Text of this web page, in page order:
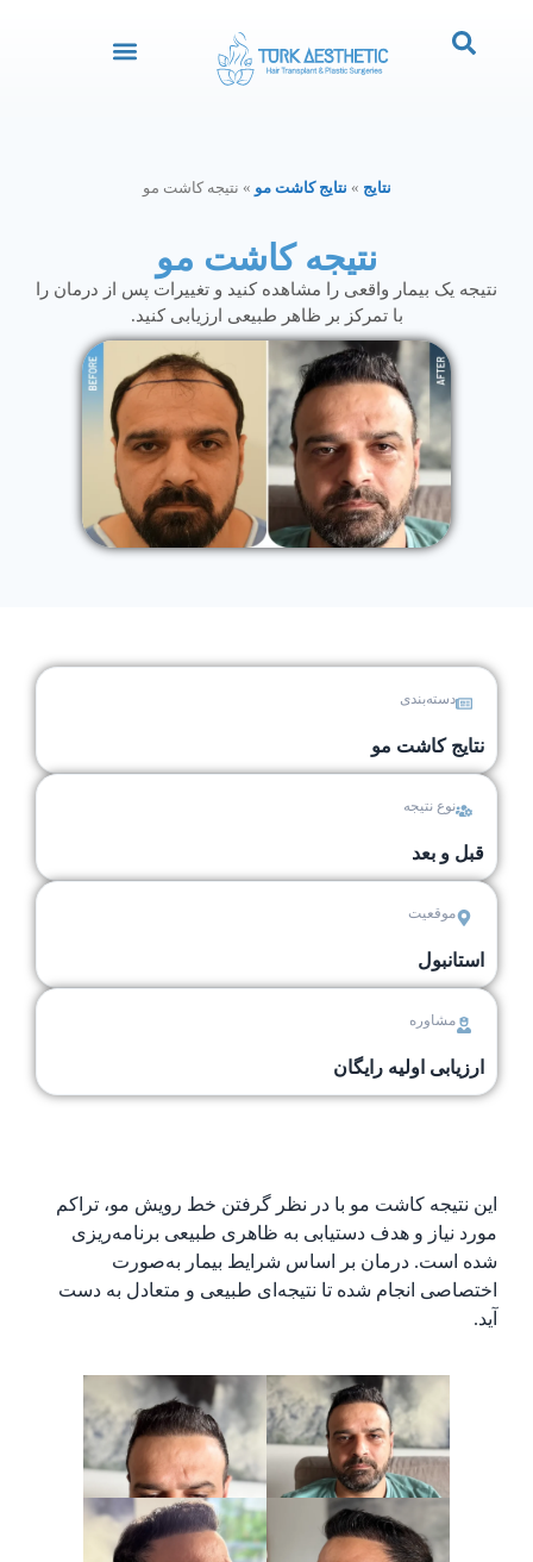
نتایج » نتایج کاشت مو » نتیجه کاشت مو
نتیجه کاشت مو
نتیجه یک بیمار واقعی را مشاهده کنید و تغییرات پس از درمان را
با تمرکز بر ظاهر طبیعی ارزیابی کنید.
دسته‌بندی
نتایج کاشت مو
نوع نتیجه
قبل و بعد
موقعیت
استانبول
مشاوره
ارزیابی اولیه رایگان
این نتیجه کاشت مو با در نظر گرفتن خط رویش مو، تراکم
مورد نیاز و هدف دستیابی به ظاهری طبیعی برنامه‌ریزی
شده است. درمان بر اساس شرایط بیمار به‌صورت
اختصاصی انجام شده تا نتیجه‌ای طبیعی و متعادل به دست
آید.